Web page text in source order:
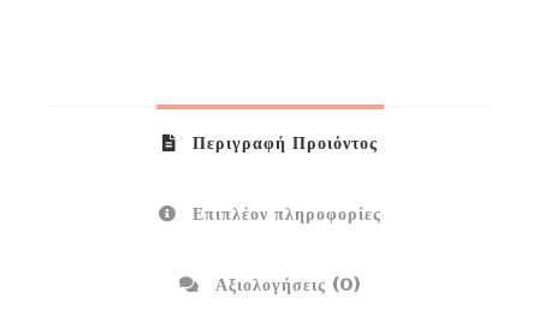
Περιγραφή Προιόντος
Επιπλέον πληροφορίες
Αξιολογήσεις (0)